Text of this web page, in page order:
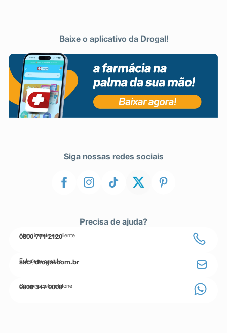
Baixe o aplicativo da Drogal!
Siga nossas redes sociais
Precisa de ajuda?
Atendimento ao cliente
0800 771 2120
Entre em contato
sac@drogal.com.br
Compre pelo telefone
0800 347 0000